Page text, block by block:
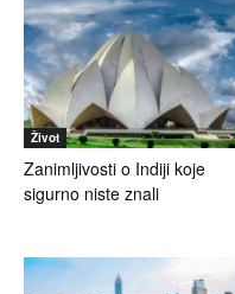
Život
Zanimljivosti o Indiji koje
sigurno niste znali